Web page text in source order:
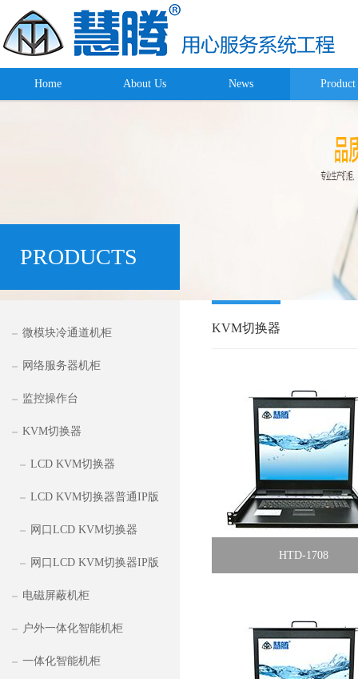
Home About Us News Product
PRODUCTS
微模块冷通道机柜
网络服务器机柜
监控操作台
KVM切换器
LCD KVM切换器
LCD KVM切换器普通IP版
网口LCD KVM切换器
网口LCD KVM切换器IP版
电磁屏蔽机柜
户外一体化智能机柜
一体化智能机柜
KVM切换器
HTD-1708